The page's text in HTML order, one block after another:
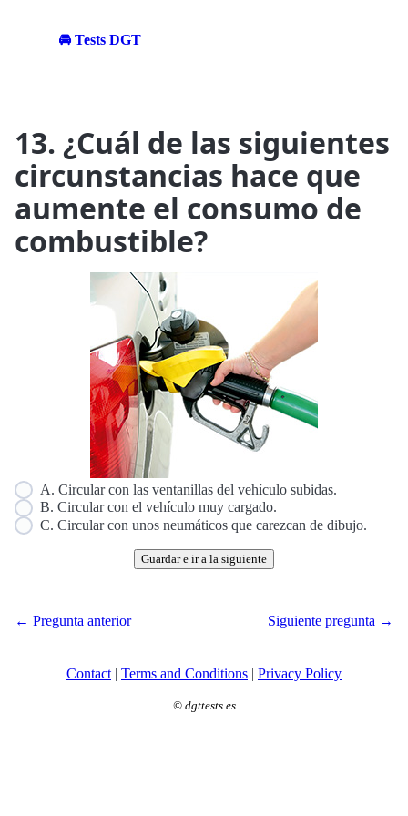
🚘 Tests DGT
13. ¿Cuál de las siguientes
circunstancias hace que
aumente el consumo de
combustible?
A. Circular con las ventanillas del vehículo subidas.
B. Circular con el vehículo muy cargado.
C. Circular con unos neumáticos que carezcan de dibujo.
Guardar e ir a la siguiente
← Pregunta anterior Siguiente pregunta →
Contact | Terms and Conditions | Privacy Policy
© dgttests.es